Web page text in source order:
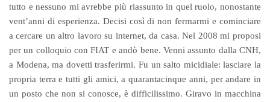
tutto e nessuno mi avrebbe più riassunto in quel ruolo, nonostante
vent’anni di esperienza. Decisi così di non fermarmi e cominciare
a cercare un altro lavoro su internet, da casa. Nel 2008 mi proposi
per un colloquio con FIAT e andò bene. Venni assunto dalla CNH,
a Modena, ma dovetti trasferirmi. Fu un salto micidiale: lasciare la
propria terra e tutti gli amici, a quarantacinque anni, per andare in
un posto che non si conosce, è difficilissimo. Giravo in macchina